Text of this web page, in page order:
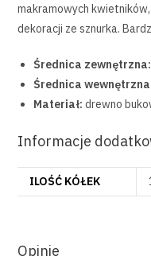
makramowych
dekoracji ze sznurka.
Średnica zewnętrzna:
Średnica
Materiał: drewno
Informacje
ILOŚĆ KÓŁEK
Opinie